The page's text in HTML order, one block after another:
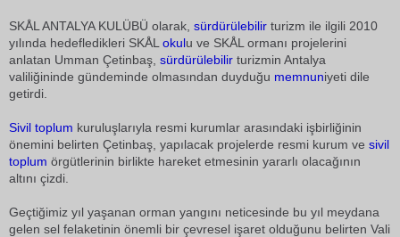
SKÅL ANTALYA KULÜBÜ olarak, sürdürülebilir turizm ile ilgili 2010
yılında hedefledikleri SKÅL okulu ve SKÅL ormanı projelerini
anlatan Umman Çetinbaş, sürdürülebilir turizmin Antalya
valiliğininde gündeminde olmasından duyduğu memnuniyeti dile
getirdi.
Sivil toplum kuruluşlarıyla resmi kurumlar arasındaki işbirliğinin
önemini belirten Çetinbaş, yapılacak projelerde resmi kurum ve sivil
toplum örgütlerinin birlikte hareket etmesinin yararlı olacağının
altını çizdi.
Geçtiğimiz yıl yaşanan orman yangını neticesinde bu yıl meydana
gelen sel felaketinin önemli bir çevresel işaret olduğunu belirten Vali